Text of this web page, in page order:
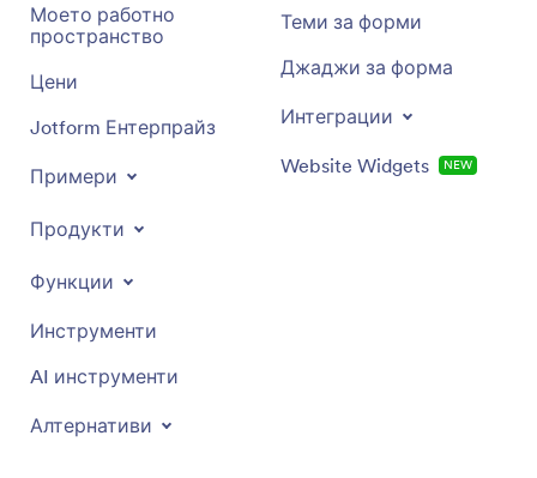
Моето работно
пространство
Цени
Jotform Ентерпрайз
Примери
Продукти
Функции
Инструменти
AI инструменти
Алтернативи
Теми за форми
Джаджи за форма
Интеграции
Website Widgets NEW